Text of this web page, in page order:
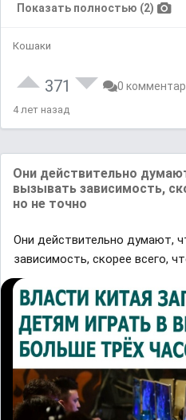
Показать полностью (2)
Кошаки
371 0
4 лет назад
Они действительно
вызывать зависимость,
но не точно
Они действительно думают,
зависимость, скорее всего,